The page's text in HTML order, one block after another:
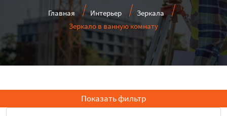
Главная Интерьер
Зеркала
Зеркало в ванную комнату
Показать фильтр